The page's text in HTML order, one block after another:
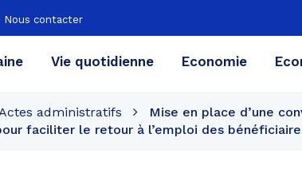
Nous contacter
Vie quotidienne Economie
administratifs
Mise en place d’une
faciliter le retour à l’emploi des